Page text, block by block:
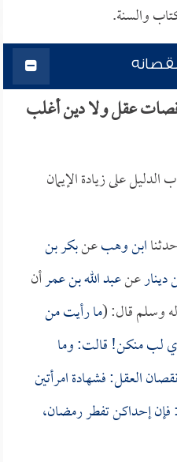
والسنة.
عقل ولا دين أغلب
على زيادة الإيمان
حدثناابن وهبعنبكر بن
دينارعنعبد الله بن عمرأن
وسلم قال: (ما رأيت من
لب منكن! قالت: وما
العقل: فشهادة امرأتين
إحداكن تفطر رمضان،